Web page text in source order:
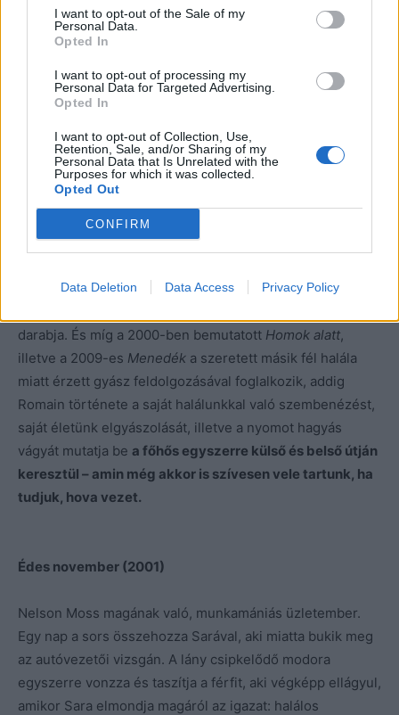
I want to opt-out of the Sale of my
Personal Data.
Opted In
I want to opt-out of processing my
Personal Data for Targeted Advertising.
Opted In
I want to opt-out of Collection, Use,
Retention, Sale, and/or Sharing of my
Personal Data that Is Unrelated with the
Purposes for which it was collected.
Opted Out
CONFIRM
Data Deletion Data Access Privacy Policy
divatfotózás során elájul: az orvosi kivizsgálás során
kiderül, hogy gyógyíthatatlan rákbeteg, és már csak
magát a kemoterápiának. Szakít élettársával, és egy
utolsó utazásra indul, amelynek során először vidéken
egy kávézóban megismerkedik egy pincérnővel, aki
megkéri, hogy ejtse teherbe, mivel a férjével nem lehet
gyerekük – de a férfi nemet mond. Romain végül
elhidegült nővérével is újra felveszi a kapcsolatot. Mikor
hősünk állapota romlani kezd, újra felkeresi a pincérnőt…
Utolsó napjaima talán legtermékenyebb francia
darabja. És míg a 2000-ben bemutatott Homok alatt,
illetve a 2009-es Menedék a szeretett másik fél halála
miatt érzett gyász feldolgozásával foglalkozik, addig
Romain története a saját halálunkkal való szembenézést,
saját életünk elgyászolását, illetve a nyomot hagyás
vágyát mutatja be a főhős egyszerre külső és belső útján
keresztül – amin még akkor is szívesen vele tartunk, ha
tudjuk, hova vezet.
Édes november (2001)
Nelson Moss magának való, munkamániás üzletember.
Egy nap a sors összehozza Sarával, aki miatta bukik meg
az autóvezetői vizsgán. A lány csipkelődő modora
egyszerre vonzza és taszítja a férfit, aki végképp ellágyul,
amikor Sara elmondja magáról az igazat: halálos